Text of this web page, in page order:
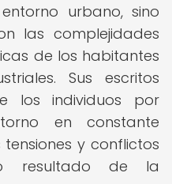
urbano, sino
las complejidades
de los habitantes
Sus escritos
los individuos por
en constante
y conflictos
resultado de la